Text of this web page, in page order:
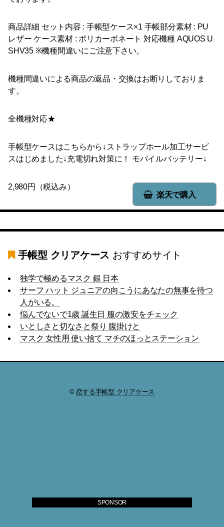
商品詳細 セット内容 : 手帳型ケース×1 手帳部分素材 : PU
レザー ケース素材 : ポリカーボネート 対応機種 AQUOS U
SHV35 ※機種間違いにご注意下さい。
機種間違いによる商品の返品・交換はお断りしておりま
す。
全機種対応★
手帳型ケースはこちらから↓ストラップホール加工サービ
スはじめました↓充電切れ対策に！ モバイルバッテリー↓
楽天で購入
2,980円（税込み）
手帳型 クリアケース おすすめサイト
独学で極めるマスク 銀 日本
サーフ ハット ジュニアの向こうにあなたの無事を待つ
人がいる。
悩んでないで1歳 誕生日 服の激安をチェック
いとしさと切なさと祭り 腹掛けと
マスク 女性用 使い捨て マチのほっとステーション
©恋する手帳型 クリアケース
SPONSOR